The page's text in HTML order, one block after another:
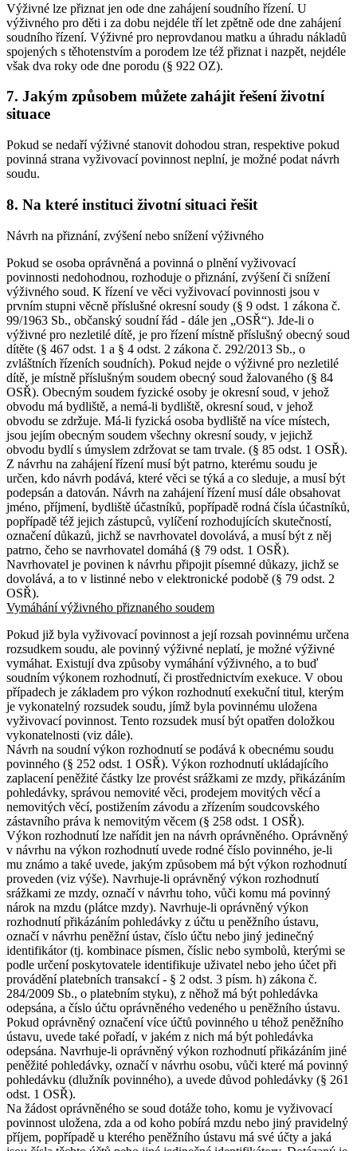
Výživné lze přiznat jen ode dne zahájení soudního řízení. U
výživného pro děti i za dobu nejdéle tří let zpětně ode dne zahájení
soudního řízení. Výživné pro neprovdanou matku a úhradu nákladů
spojených s těhotenstvím a porodem lze též přiznat i nazpět, nejdéle
však dva roky ode dne porodu (§ 922 OZ).
7. Jakým způsobem můžete zahájit řešení životní
situace
Pokud se nedaří výživné stanovit dohodou stran, respektive pokud
povinná strana vyživovací povinnost neplní, je možné podat návrh
soudu.
8. Na které instituci životní situaci řešit
Návrh na přiznání, zvýšení nebo snížení výživného
Pokud se osoba oprávněná a povinná o plnění vyživovací
povinnosti nedohodnou, rozhoduje o přiznání, zvýšení či snížení
výživného soud. K řízení ve věci vyživovací povinnosti jsou v
prvním stupni věcně příslušné okresní soudy (§ 9 odst. 1 zákona č.
99/1963 Sb., občanský soudní řád - dále jen „OSŘ“). Jde-li o
výživné pro nezletilé dítě, je pro řízení místně příslušný obecný soud
dítěte (§ 467 odst. 1 a § 4 odst. 2 zákona č. 292/2013 Sb., o
zvláštních řízeních soudních). Pokud nejde o výživné pro nezletilé
dítě, je místně příslušným soudem obecný soud žalovaného (§ 84
OSŘ). Obecným soudem fyzické osoby je okresní soud, v jehož
obvodu má bydliště, a nemá-li bydliště, okresní soud, v jehož
obvodu se zdržuje. Má-li fyzická osoba bydliště na více místech,
jsou jejím obecným soudem všechny okresní soudy, v jejichž
obvodu bydlí s úmyslem zdržovat se tam trvale. (§ 85 odst. 1 OSŘ).
Z návrhu na zahájení řízení musí být patrno, kterému soudu je
určen, kdo návrh podává, které věci se týká a co sleduje, a musí být
podepsán a datován. Návrh na zahájení řízení musí dále obsahovat
jméno, příjmení, bydliště účastníků, popřípadě rodná čísla účastníků,
popřípadě též jejich zástupců, vylíčení rozhodujících skutečností,
označení důkazů, jichž se navrhovatel dovolává, a musí být z něj
patrno, čeho se navrhovatel domáhá (§ 79 odst. 1 OSŘ).
Navrhovatel je povinen k návrhu připojit písemné důkazy, jichž se
dovolává, a to v listinné nebo v elektronické podobě (§ 79 odst. 2
OSŘ).
Vymáhání výživného přiznaného soudem
Pokud již byla vyživovací povinnost a její rozsah povinnému určena
rozsudkem soudu, ale povinný výživné neplatí, je možné výživné
vymáhat. Existují dva způsoby vymáhání výživného, a to buď
soudním výkonem rozhodnutí, či prostřednictvím exekuce. V obou
případech je základem pro výkon rozhodnutí exekuční titul, kterým
je vykonatelný rozsudek soudu, jímž byla povinnému uložena
vyživovací povinnost. Tento rozsudek musí být opatřen doložkou
vykonatelnosti (viz dále).
Návrh na soudní výkon rozhodnutí se podává k obecnému soudu
povinného (§ 252 odst. 1 OSŘ). Výkon rozhodnutí ukládajícího
zaplacení peněžité částky lze provést srážkami ze mzdy, přikázáním
pohledávky, správou nemovité věci, prodejem movitých věcí a
nemovitých věcí, postižením závodu a zřízením soudcovského
zástavního práva k nemovitým věcem (§ 258 odst. 1 OSŘ).
Výkon rozhodnutí lze nařídit jen na návrh oprávněného. Oprávněný
v návrhu na výkon rozhodnutí uvede rodné číslo povinného, je-li
mu známo a také uvede, jakým způsobem má být výkon rozhodnutí
proveden (viz výše). Navrhuje-li oprávněný výkon rozhodnutí
srážkami ze mzdy, označí v návrhu toho, vůči komu má povinný
nárok na mzdu (plátce mzdy). Navrhuje-li oprávněný výkon
rozhodnutí přikázáním pohledávky z účtu u peněžního ústavu,
označí v návrhu peněžní ústav, číslo účtu nebo jiný jedinečný
identifikátor (tj. kombinace písmen, číslic nebo symbolů, kterými se
podle určení poskytovatele identifikuje uživatel nebo jeho účet při
provádění platebních transakcí - § 2 odst. 3 písm. h) zákona č.
284/2009 Sb., o platebním styku), z něhož má být pohledávka
odepsána, a číslo účtu oprávněného vedeného u peněžního ústavu.
Pokud oprávněný označení více účtů povinného u téhož peněžního
ústavu, uvede také pořadí, v jakém z nich má být pohledávka
odepsána. Navrhuje-li oprávněný výkon rozhodnutí přikázáním jiné
peněžité pohledávky, označí v návrhu osobu, vůči které má povinný
pohledávku (dlužník povinného), a uvede důvod pohledávky (§ 261
odst. 1 OSŘ).
Na žádost oprávněného se soud dotáže toho, komu je vyživovací
povinnost uložena, zda a od koho pobírá mzdu nebo jiný pravidelný
příjem, popřípadě u kterého peněžního ústavu má své účty a jaká